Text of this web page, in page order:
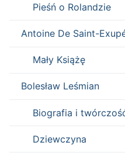
Pieśń o Rolandzie
Antoine De Saint-
Mały Książę
Bolesław Leśmian
Biografia i
Dziewczyna